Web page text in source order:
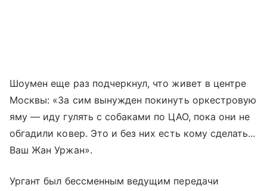
Шоумен еще раз подчеркнул, что живет в центре
Москвы: «За сим вынужден покинуть оркестровую
яму — иду гулять с собаками по ЦАО, пока они не
обгадили ковер. Это и без них есть кому сделать...
Ваш Жан Уржан».
Ургант был бессменным ведущим передачи